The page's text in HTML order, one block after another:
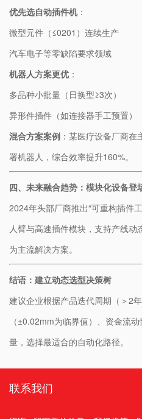
​优先选自动插件机​​：
微型元件（≤0201）连续生产
汽车电子等零缺陷要求领域
​机器人方案更优​ ​：
多品种小批量（日换型≥3次）
异形件插件（如连接器手工预置）
​混合方案案例​ ：某医疗设备厂商
署机器人，综合效率提升160%。
四、未来融合趋势：模块化设备登
2024年头部厂商推出“可重构插件
人臂与高速插件模块，支持产线
为主流解决方案。
​结语：建立动态选型决策树​
建议企业根据产品迭代周期（＞2
（±0.02mm为临界值）、资金流
量，选择最适合的自动化路径。
联系我们